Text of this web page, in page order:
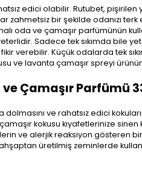
edici olabilir. Rutubet,
bir şekilde odanızı
oda ve çamaşır parfümünün
Sadece tek sıkımda
verebilir. Küçük odalarda tek
ve lavanta çamaşır spreyi
Çamaşır Parfümü
dolmasını ve rahatsız edici
kokusu kıyafetlerinize
ve alerjik reaksiyon
üretilmiş zeminlerde